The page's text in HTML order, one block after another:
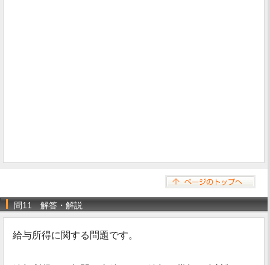
問11 解答・解説
給与所得に関する問題です。